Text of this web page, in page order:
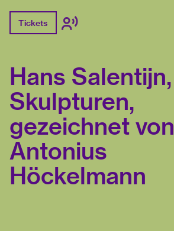
Tickets
Hans Salentijn,
Skulpturen,
gezeichnet von
Antonius
Höckelmann